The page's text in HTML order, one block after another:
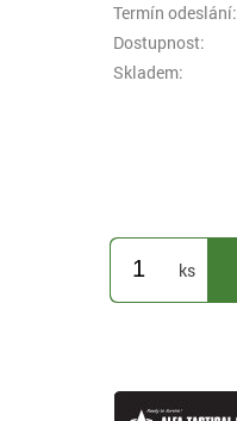
Termín odeslání:
Dostupnost:
Skladem:
ks